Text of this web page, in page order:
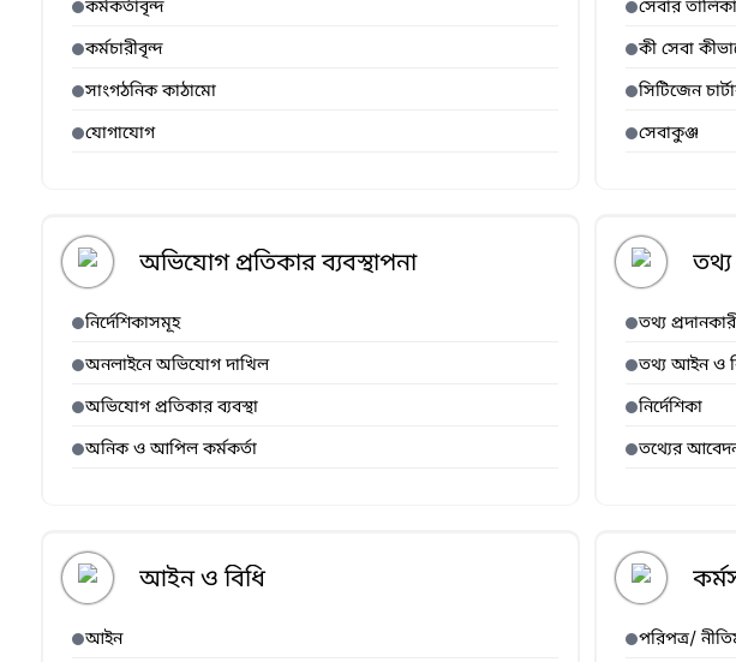
কর্মকর্তাবৃন্দ
কর্মচারীবৃন্দ
সাংগঠনিক কাঠামো
যোগাযোগ
সেবার তালিকা
কী সেবা
সিটিজেন
সেবাকুঞ্জ
অভিযোগ প্রতিকার ব্যবস্থাপনা
নির্দেশিকাসমূহ
অনলাইনে অভিযোগ দাখিল
অভিযোগ প্রতিকার ব্যবস্থা
অনিক ও আপিল কর্মকর্তা
তথ্য
তথ্য আইন ও
নির্দেশিকা
তথ্যের
আইন ও বিধি
আইন
পরিপত্র/